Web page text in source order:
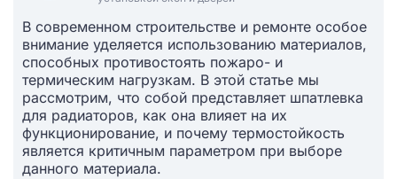
В современном строительстве и ремонте особое
внимание уделяется использованию материалов,
способных противостоять пожаро- и
термическим нагрузкам. В этой статье мы
рассмотрим, что собой представляет шпатлевка
для радиаторов, как она влияет на их
функционирование, и почему термостойкость
является критичным параметром при выборе
данного материала.